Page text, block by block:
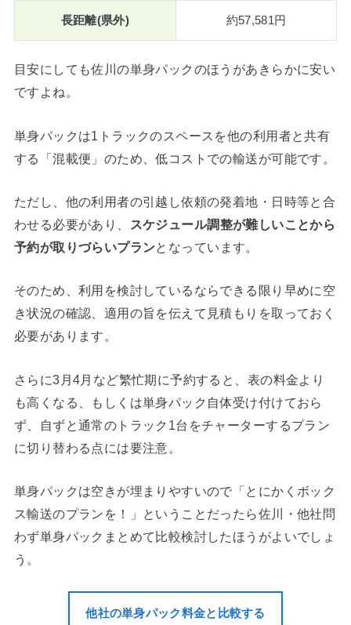
長距離(県外) 約57,581円
目安にしても佐川の単身パックのほうがあきらかに安い
ですよね。
単身パックは1トラックのスペースを他の利用者と共有
する「混載便」のため、低コストでの輸送が可能です。
ただし、他の利用者の引越し依頼の発着地・日時等と合
わせる必要があり、
スケジュール調整が難しいことから
予約が取りづらいプランとなっています。
そのため、利用を検討しているならできる限り早めに空
き状況の確認、適用の旨を伝えて見積もりを取っておく
必要があります。
さらに3月4月など繁忙期に予約すると、表の料金より
も高くなる、もしくは単身パック自体受け付けておら
ず、自ずと通常のトラック1台をチャーターするプラン
に切り替わる点には要注意。
単身パックは空きが埋まりやすいので「とにかくボック
ス輸送のプランを！」ということだったら佐川・他社問
わず単身パックまとめて比較検討したほうがよいでしょ
う。
他社の単身パック料金と比較する